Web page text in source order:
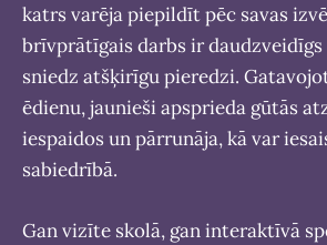
katrs varēja piepildīt pēc savas
brīvprātīgais darbs ir
sniedz atšķirīgu pieredzi.
ēdienu, jaunieši apsprieda gūtās
iespaidos un pārrunāja, kā var
sabiedrībā.
Gan vizīte skolā, gan interaktīvā